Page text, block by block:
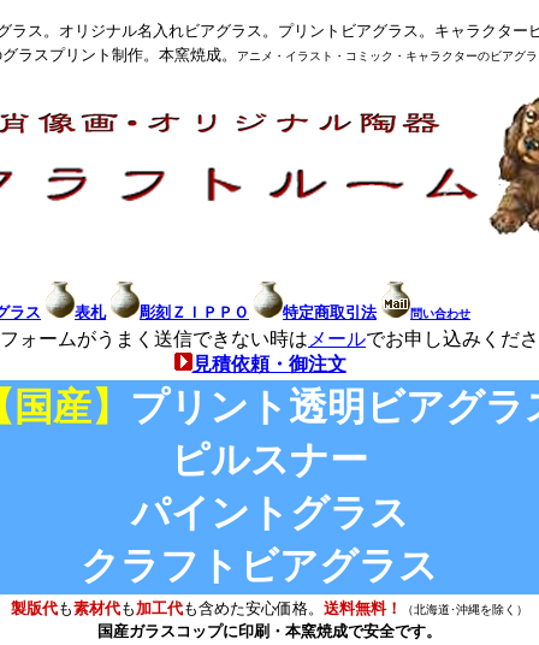
ラス。オリジナル名入れビアグラス。プリントビアグラス。キャラクター
ラスプリント制作。本窯焼成。
アニメ・イラスト・コミック・キャラクターのビアグ
ラス 表札 彫刻ＺＩＰＰＯ 特定商取引法 問い合わせ
ォームがうまく送信できない時は メールでお申し込みくだ
見積依頼・御注文
国産】 プリント透明ビアグラ
ピルスナー
パイントグラス
クラフトビアグラス
製版代も素材代も加工代も含めた安心価格。 送料無料！ （北海道･沖縄を除く）
国産ガラスコップに印刷・本窯焼成で安全です。